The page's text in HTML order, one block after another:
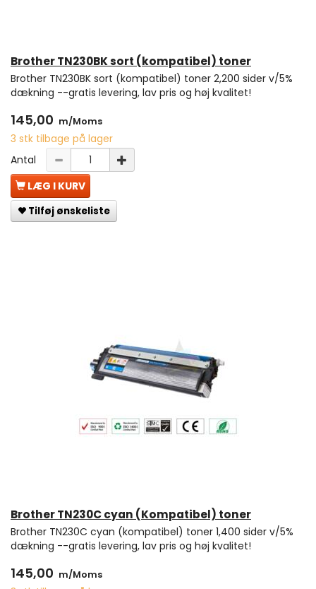
Brother TN230BK sort (kompatibel) toner
Brother TN230BK sort (kompatibel) toner 2,200 sider v/5%
dækning --gratis levering, lav pris og høj kvalitet!
145,00 m/Moms
3 stk tilbage på lager
Antal
LÆG I KURV
Tilføj ønskeliste
Brother TN230C cyan (Kompatibel) toner
Brother TN230C cyan (kompatibel) toner 1,400 sider v/5%
dækning --gratis levering, lav pris og høj kvalitet!
145,00 m/Moms